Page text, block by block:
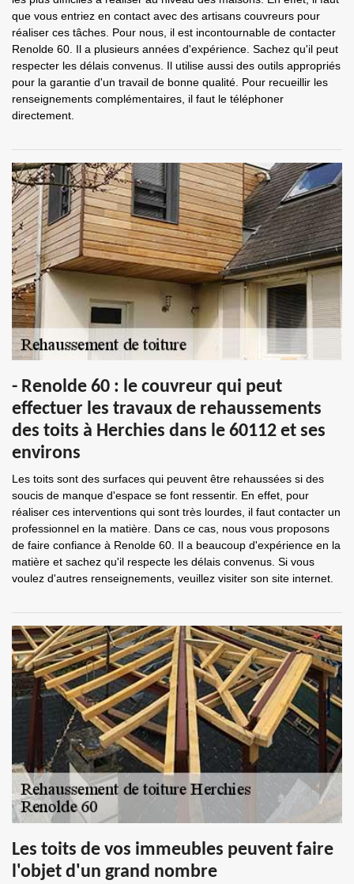
que vous entriez en contact avec des artisans couvreurs pour
réaliser ces tâches. Pour nous, il est incontournable de contacter
Renolde 60. Il a plusieurs années d'expérience. Sachez qu'il peut
respecter les délais convenus. Il utilise aussi des outils appropriés
pour la garantie d'un travail de bonne qualité. Pour recueillir les
renseignements complémentaires, il faut le téléphoner
directement.
- Renolde 60 : le couvreur qui peut
effectuer les travaux de rehaussements
des toits à Herchies dans le 60112 et ses
environs
Les toits sont des surfaces qui peuvent être rehaussées si des
soucis de manque d'espace se font ressentir. En effet, pour
réaliser ces interventions qui sont très lourdes, il faut contacter un
professionnel en la matière. Dans ce cas, nous vous proposons
de faire confiance à Renolde 60. Il a beaucoup d'expérience en la
matière et sachez qu'il respecte les délais convenus. Si vous
voulez d'autres renseignements, veuillez visiter son site internet.
Les toits de vos immeubles peuvent faire
l'objet d'un grand nombre